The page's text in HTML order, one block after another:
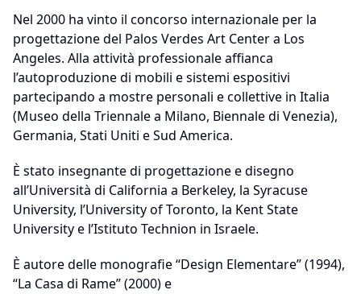
Nel 2000 ha vinto il concorso internazionale per la
progettazione del Palos Verdes Art Center a Los
Angeles. Alla attività professionale affianca
l’autoproduzione di mobili e sistemi espositivi
partecipando a mostre personali e collettive in Italia
(Museo della Triennale a Milano, Biennale di Venezia),
Germania, Stati Uniti e Sud America.
È stato insegnante di progettazione e disegno
all’Università di California a Berkeley, la Syracuse
University, l’University of Toronto, la Kent State
University e l’Istituto Technion in Israele.
È autore delle monografie “Design Elementare” (1994),
“La Casa di Rame” (2000) e